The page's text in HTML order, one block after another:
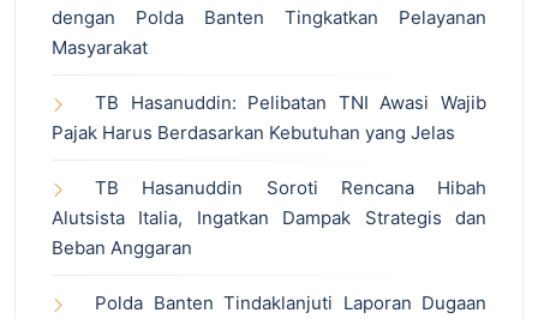
dengan Polda Banten Tingkatkan Pelayanan
Masyarakat
TB Hasanuddin: Pelibatan TNI Awasi Wajib
Pajak Harus Berdasarkan Kebutuhan yang Jelas
TB Hasanuddin Soroti Rencana Hibah
Alutsista Italia, Ingatkan Dampak Strategis dan
Beban Anggaran
Polda Banten Tindaklanjuti Laporan Dugaan